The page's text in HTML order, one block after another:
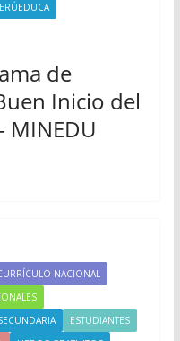
de
Inicio del
MINEDU
NACIONAL
ESTUDIANTES